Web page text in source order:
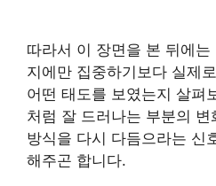
따라서 이 장면을 본 뒤에
지에만 집중하기보다 실제
어떤 태도를 보였는지 살펴
처럼 잘 드러나는 부분의
방식을 다시 다듬으라는 신
해주곤 합니다.